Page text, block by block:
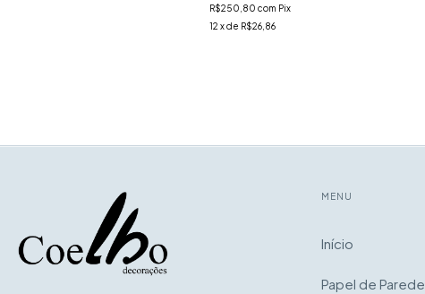
R$250,80 com Pix
12 x de R$26,86
MENU
Início
Papel de Parede